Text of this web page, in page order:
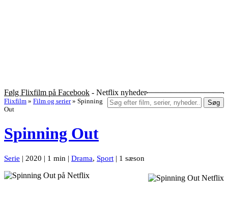
Følg Flixfilm på Facebook - Netflix nyheder
Søg
Flixfilm » Film og serier » Spinning
Out
Spinning Out
Serie | 2020 | 1 min | Drama, Sport | 1 sæson